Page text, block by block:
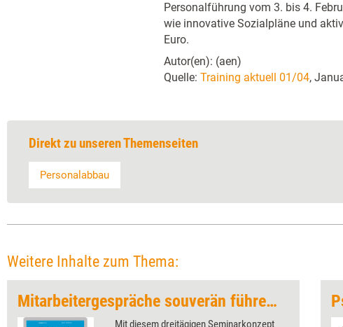
Personalführung vom 3. bis 4.
wie innovative Sozialpläne und
Euro.
Autor(en): (aen)
Quelle: Training aktuell 01/04,
Direkt zu unseren Themenseiten
Personalabbau
Weitere Inhalte zum Thema:
Mitarbeitergespräche souverän führen (Trainingskonzept)
Mit diesem dreitägigen Seminarkonzept